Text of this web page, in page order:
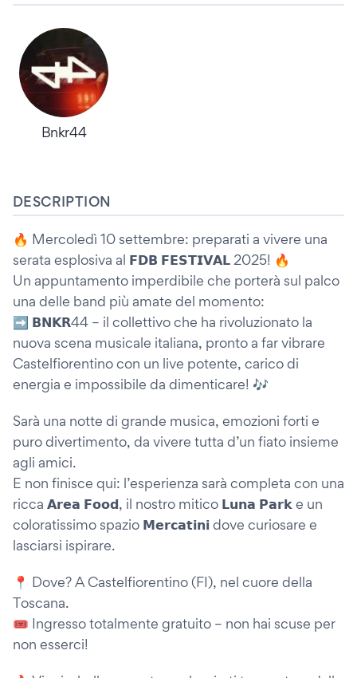
Bnkr44
DESCRIPTION
🔥 Mercoledì 10 settembre: preparati a vivere una
serata esplosiva al 𝗙𝗗𝗕 𝗙𝗘𝗦𝗧𝗜𝗩𝗔𝗟 2025! 🔥
Un appuntamento imperdibile che porterà sul palco
una delle band più amate del momento:
➡️ 𝗕𝗡𝗞𝗥44 – il collettivo che ha rivoluzionato la
nuova scena musicale italiana, pronto a far vibrare
Castelfiorentino con un live potente, carico di
energia e impossibile da dimenticare! 🎶
Sarà una notte di grande musica, emozioni forti e
puro divertimento, da vivere tutta d’un fiato insieme
agli amici.
E non finisce qui: l’esperienza sarà completa con una
ricca 𝗔𝗿𝗲𝗮 𝗙𝗼𝗼𝗱, il nostro mitico 𝗟𝘂𝗻𝗮 𝗣𝗮𝗿𝗸 e un
coloratissimo spazio 𝗠𝗲𝗿𝗰𝗮𝘁𝗶𝗻𝗶 dove curiosare e
lasciarsi ispirare.
📍 Dove? A Castelfiorentino (FI), nel cuore della
Toscana.
🎟️ Ingresso totalmente gratuito – non hai scuse per
non esserci!